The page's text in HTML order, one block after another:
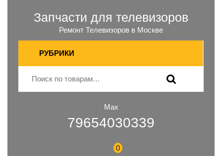
Запчасти для телевизоров
Ремонт Телевизоров в Москве
РУБРИКИ
Max
79654030339
0